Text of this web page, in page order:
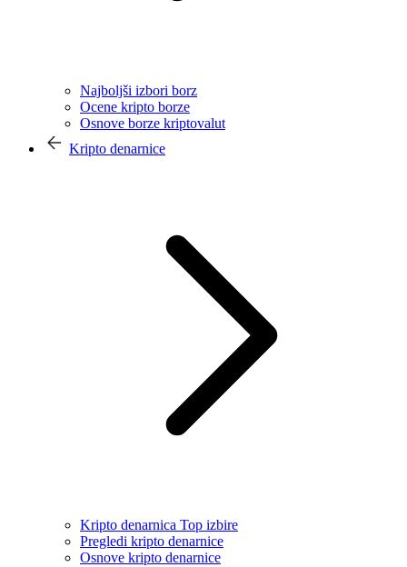
Najboljši izbori borz
Ocene kripto borze
Osnove borze kriptovalut
Kripto denarnice
Kripto denarnica Top izbire
Pregledi kripto denarnice
Osnove kripto denarnice